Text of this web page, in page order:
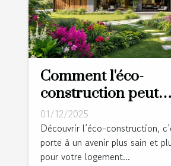
Comment l'éco-
construction peut
transformer votre
habitation ?
01/12/2025
Découvrir l’éco-construction,
porte à un avenir plus sain et
pour votre logement...